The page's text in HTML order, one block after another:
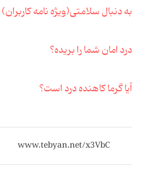
به دنبال سلامتی(ویژه نامه كاربران)
درد امان شما را بریده؟
آیا گرما کاهنده درد است؟